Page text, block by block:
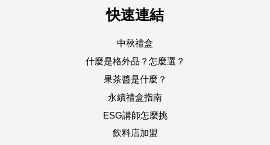
快速連結
中秋禮盒
什麼是格外品？怎麼選？
果茶醬是什麼？
永續禮盒指南
ESG講師怎麼挑
飲料店加盟